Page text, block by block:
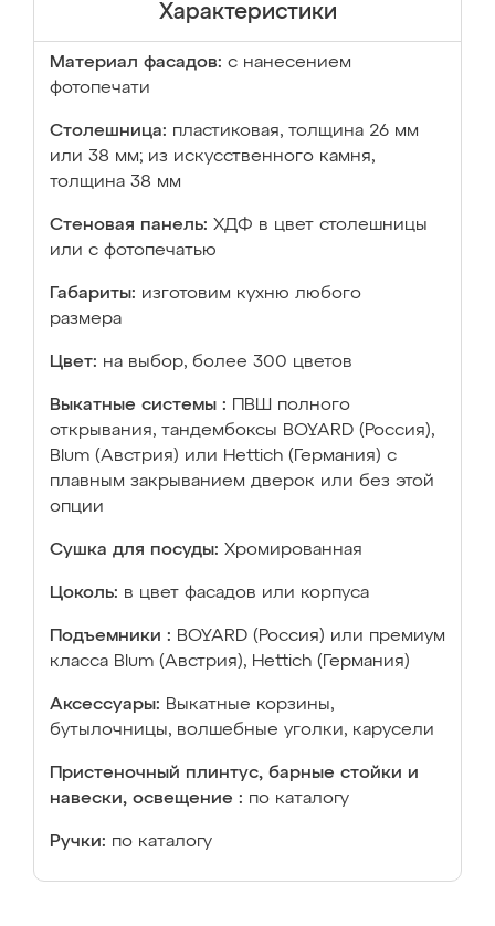
Характеристики
Материал фасадов: с нанесением
фотопечати
Столешница: пластиковая, толщина 26 мм
или 38 мм; из искусственного камня,
толщина 38 мм
Стеновая панель: ХДФ в цвет столешницы
или с фотопечатью
Габариты: изготовим кухню любого
размера
Цвет: на выбор, более 300 цветов
Выкатные системы :
ПВШ полного
открывания, тандембоксы BOYARD (Россия),
Blum (Австрия) или Hettich (Германия) с
плавным закрыванием дверок или без этой
опции
Сушка для посуды: Хромированная
Цоколь: в цвет фасадов или корпуса
Подъемники : BOYARD (Россия) или премиум
класса Blum (Австрия), Hettich (Германия)
Аксессуары: Выкатные корзины,
бутылочницы, волшебные уголки, карусели
Пристеночный плинтус, барные стойки и
навески, освещение : по каталогу
Ручки: по каталогу